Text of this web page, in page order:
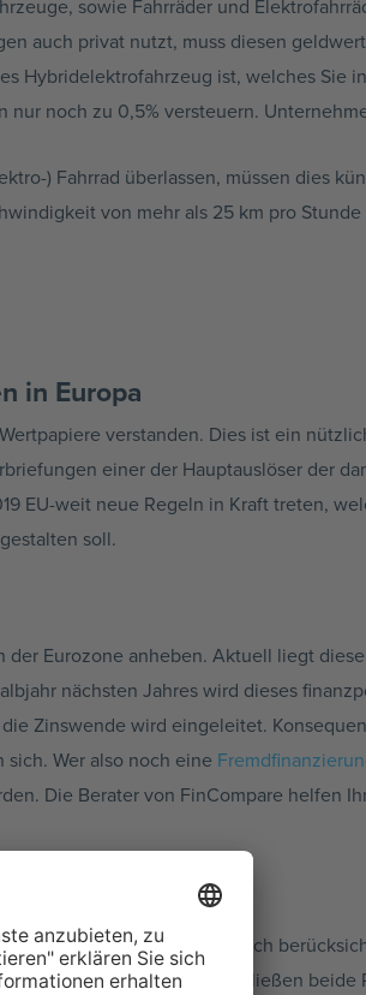
sowie Fahrräder und
auch privat nutzt, muss diesen
Hybridelektrofahrzeug ist, welches Sie
nur noch zu 0,5% versteuern.
) Fahrrad überlassen, müssen dies
von mehr als 25 km pro
in Europa
verstanden. Dies ist ein
einer der Hauptauslöser der
EU-weit neue Regeln in Kraft treten,
soll.
Eurozone anheben. Aktuell liegt
nächsten Jahres wird dieses
Zinswende wird eingeleitet.
Wer also noch eine
Die Berater von FinCompare helfen
müssen steuerlich
diesen Marktplätzen schließen beide